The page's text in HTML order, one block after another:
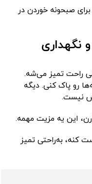
صبحونه خوردن در
نگهداری
راحت تمیز می‌شه.
رو پاک کنی. دیگه
نیست.
این یه مزیت مهمه.
کنه، به‌راحتی تمیز